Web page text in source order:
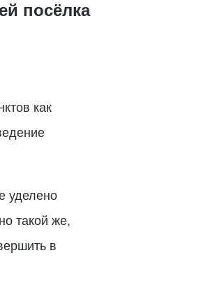
посёлка
как
уделено
такой же,
в